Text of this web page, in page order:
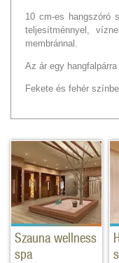
10 cm-es hangszóró
teljesítménnyel,
membránnal.
Az ár egy hangfalpárra
Fekete és fehér
Szauna wellness
spa